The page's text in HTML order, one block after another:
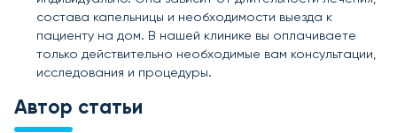
состава капельницы и необходимости выезда к
пациенту на дом. В нашей клинике вы оплачиваете
только действительно необходимые вам консультации,
исследования и процедуры.
Автор статьи